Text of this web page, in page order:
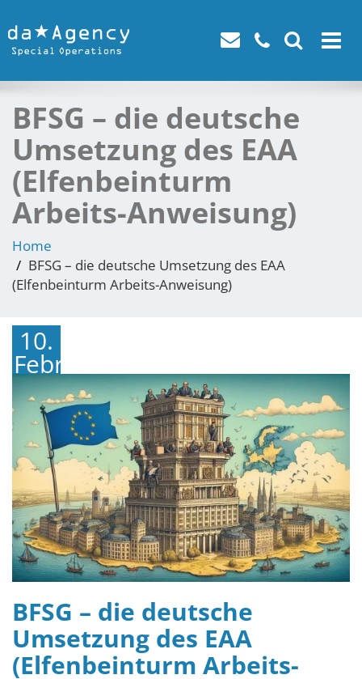
Toggle
BFSG – die deutsche
Umsetzung des EAA
(Elfenbeinturm
Arbeits-Anweisung)
Home
BFSG – die deutsche Umsetzung des EAA
(Elfenbeinturm Arbeits-Anweisung)
10.
Februar
2025
BFSG – die deutsche
Umsetzung des EAA
(Elfenbeinturm Arbeits-